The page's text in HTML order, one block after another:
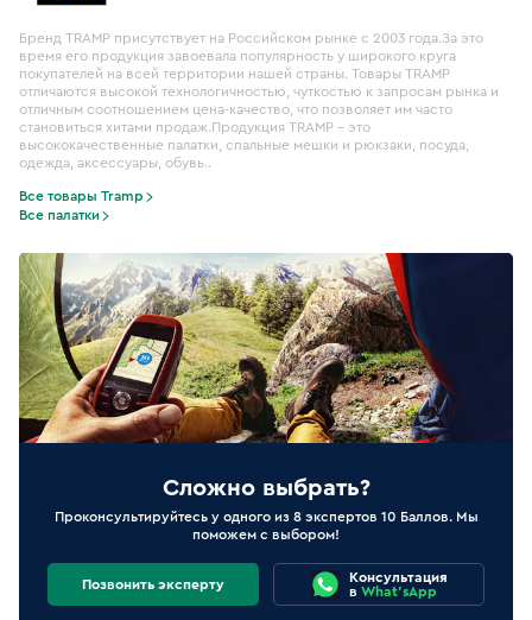
Бренд TRAMP присутствует на Российском рынке с 2003 года.За это
время его продукция завоевала популярность у широкого круга
покупателей на всей территории нашей страны. Товары TRAMP
отличаются высокой технологичностью, чуткостью к запросам рынка и
отличным соотношением цена-качество, что позволяет им часто
становиться хитами продаж.Продукция TRAMP – это
высококачественные палатки, спальные мешки и рюкзаки, посуда,
одежда, аксессуары, обувь..
Все товары Tramp
Все палатки
Сложно выбрать?
Проконсультируйтесь у одного из 8 экспертов 10 Баллов. Мы
поможем с выбором!
Позвонить эксперту
Консультация
в What'sApp